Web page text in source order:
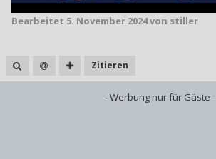
Bearbeitet 5. November 2024von stiller
Zitieren
- Werbung nur für Gäste -